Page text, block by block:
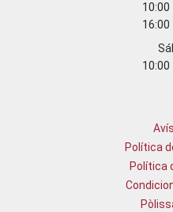
10:00
16:00
10:00
Política
Política